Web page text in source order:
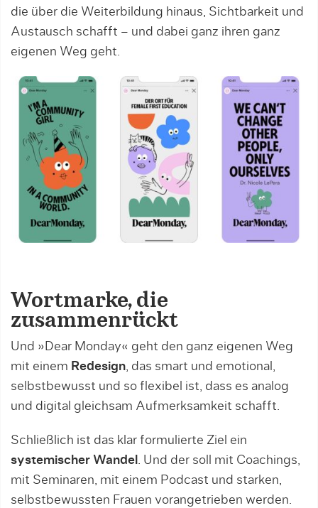
die über die Weiterbildung hinaus, Sichtbarkeit und
Austausch schafft – und dabei ganz ihren ganz
eigenen Weg geht.
Wortmarke, die
zusammenrückt
Und »Dear Monday« geht den ganz eigenen Weg
mit einem Redesign, das smart und emotional,
selbstbewusst und so flexibel ist, dass es analog
und digital gleichsam Aufmerksamkeit schafft.
Schließlich ist das klar formulierte Ziel ein
systemischer Wandel . Und der soll mit Coachings,
mit Seminaren, mit einem Podcast und starken,
selbstbewussten Frauen vorangetrieben werden.